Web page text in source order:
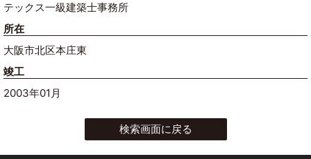
テックス一級建築士事務所
所在
大阪市北区本庄東
竣工
2003年01月
検索画面に戻る